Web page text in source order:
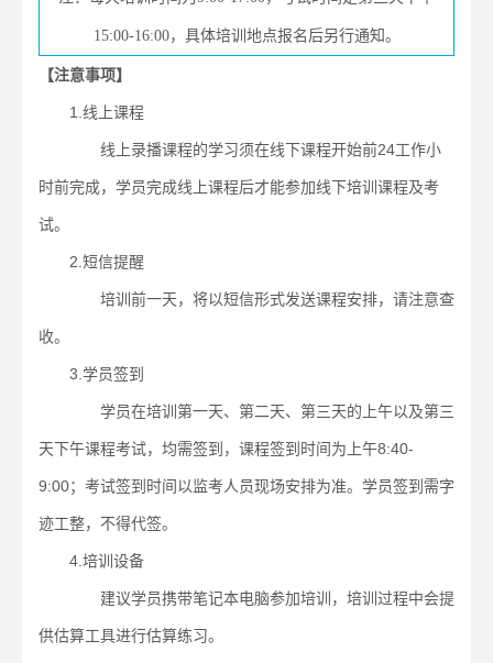
15:00-16:00，具体培训地点报名后另行通知。
【注意事项】
1.线上课程
线上录播课程的学习须在线下课程开始前24工作小
时前完成，学员完成线上课程后才能参加线下培训课程及考
试。
2.短信提醒
培训前一天，将以短信形式发送课程安排，请注意查
收。
3.学员签到
学员在培训第一天、第二天、第三天的上午以及第三
天下午课程考试，均需签到，课程签到时间为上午8:40-
9:00；考试签到时间以监考人员现场安排为准。学员签到需字
迹工整，不得代签。
4.培训设备
建议学员携带笔记本电脑参加培训，培训过程中会提
供估算工具进行估算练习。